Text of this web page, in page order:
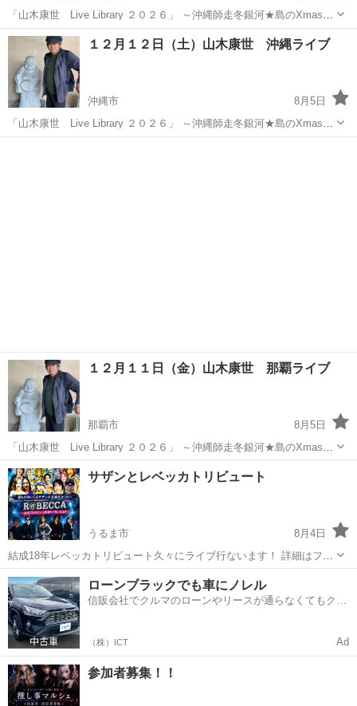
「山木康世 Live Library ２０２６」 ～沖縄師走冬銀河★島のXmas
～ 会場=ライブスポットEe 沖縄県うるま市みどり町4-20-21
TEL080-1789-5155 開場＝１８：００ 開演...
沖縄 うるま市 コンサート/ショー 山木康世
１２月１２日（土）山木康世 沖縄ライブ
沖縄市
8月5日
「山木康世 Live Library ２０２６」 ～沖縄師走冬銀河★島のXmas
～ 会場＝Crossover Café 614 沖縄県沖縄市中央１-１７-１５ TEL
１２月１１日（金）山木康世 那覇ライブ
那覇市
8月5日
「山木康世 Live Library ２０２６」 ～沖縄師走冬銀河★島のXmas
～ 会場＝桜坂劇場ホールB 沖縄県那覇市牧志３-６-１０ TEL 098-
860-9555 開場＝１８：３０ 開演＝１９：０...
沖縄 那覇市 コンサート/ショー 山木康世
サザンとレベッカトリビュート
うるま市
8月4日
結成18年レベッカトリビュート久々にライブ行ないます！ 詳細はフラ
イヤーにて。 ご連絡お待ちしております。
沖縄 うるま市 コンサート/ショー
ローンブラックでも車にノレル
信販会社でクルマのローンやリースが通らなくてもクル
（株）ICT Ad
参加者募集！！